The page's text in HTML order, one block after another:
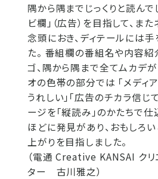
隅から隅までじっくりと読んで
ビ欄」（広告）を目指して、ま
念頭におき、ディテールには
た。 番組欄の番組名や内容紹
ゴ、隅から隅まで全てムカデ
オの色帯の部分では 「メディ
うれしい」「広告のチカラ信じ
ージを「縦読み」のかたちで
ほどに発見があり、おもしろ
上がりを目指しました。
（電通 Creative KANSAI クリ
ター 古川雅之）